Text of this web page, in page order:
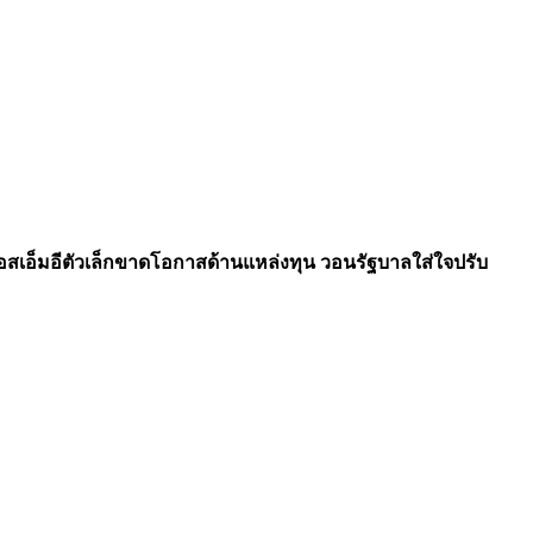
เอ็มอีตัวเล็กขาดโอกาสด้านแหล่งทุน วอนรัฐบาลใส่ใจปรับ